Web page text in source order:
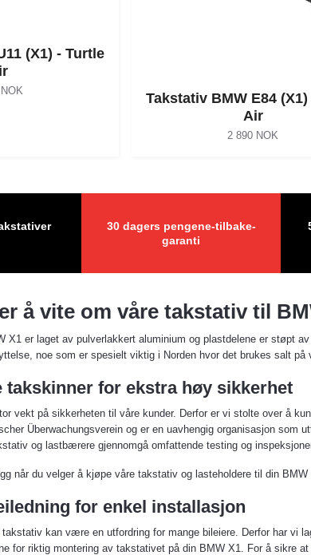
(X1) - Turtle
Takstativ BMW E84
Air
2 890 NOK
30 dagers pengene-tilbake-
garanti
å vite om våre takstativ til
X1 er laget av pulverlakkert aluminium og plastdelene er støpt
noe som er spesielt viktig i Norden hvor det brukes salt på
takskinner for ekstra høy sikkerhet
vekt på sikkerheten til våre kunder. Derfor er vi stolte over å
Überwachungsverein og er en uavhengig organisasjon
og lastbærere gjennomgå omfattende testing og
når du velger å kjøpe våre takstativ og lasteholdere til din
for enkel installasjon
kan være en utfordring for mange bileiere. Derfor har vi
for riktig montering av takstativet på din BMW X1. For å sikre